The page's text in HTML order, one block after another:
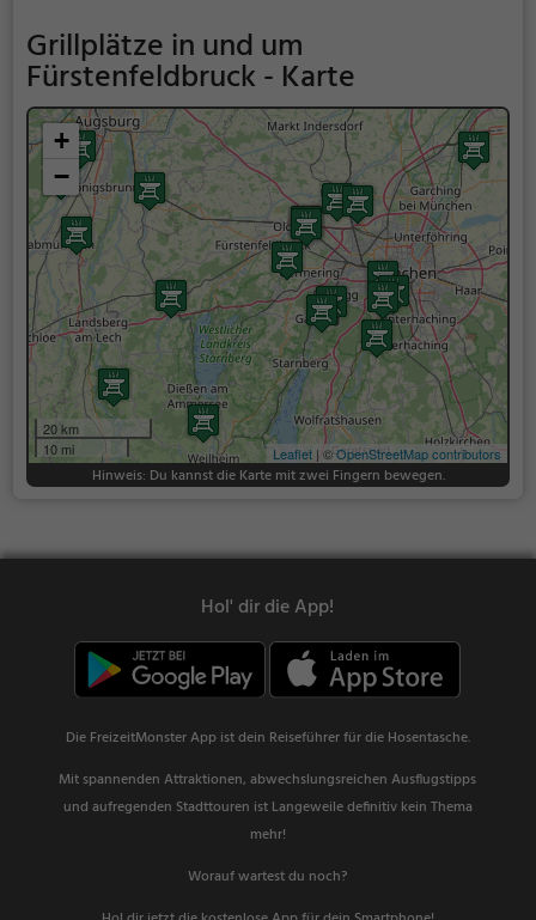
Grillplätze in und um
Fürstenfeldbruck - Karte
+
−
20 km
10 mi
Leaflet | ©OpenStreetMap contributors
Hinweis: Du kannst die Karte mit zwei Fingern bewegen.
Hol' dir die App!
Die FreizeitMonster App ist dein Reiseführer für die Hosentasche.
Mit spannenden Attraktionen, abwechslungsreichen Ausflugstipps
und aufregenden Stadttouren ist Langeweile definitiv kein Thema
mehr!
Worauf wartest du noch?